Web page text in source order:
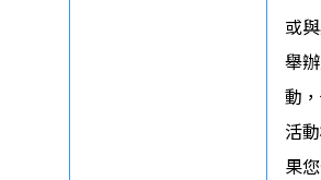
或
舉
動
活
果